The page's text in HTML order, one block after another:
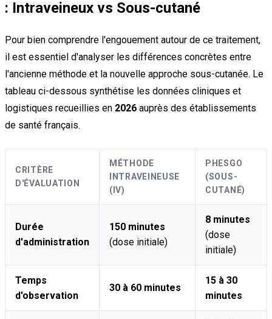
: Intraveineux vs Sous-cutané
Pour bien comprendre l'engouement autour de ce traitement,
il est essentiel d'analyser les différences concrètes entre
l'ancienne méthode et la nouvelle approche sous-cutanée. Le
tableau ci-dessous synthétise les données cliniques et
logistiques recueillies en 2026 auprès des établissements
de santé français.
CRITÈRE
D'ÉVALUATION
MÉTHODE
INTRAVEINEUSE
(IV)
PHESGO
(SOUS-
CUTANÉ)
Durée
d'administration
150 minutes
(dose initiale)
8 minutes
(dose
initiale)
Temps
d'observation
30 à 60 minutes
15 à 30
minutes